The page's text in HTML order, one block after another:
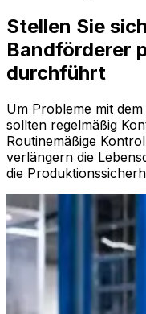
Stellen Sie
Bandförderer
durchführt
Um Probleme mit
sollten regelmäßig
Routinemäßige
verlängern die
die